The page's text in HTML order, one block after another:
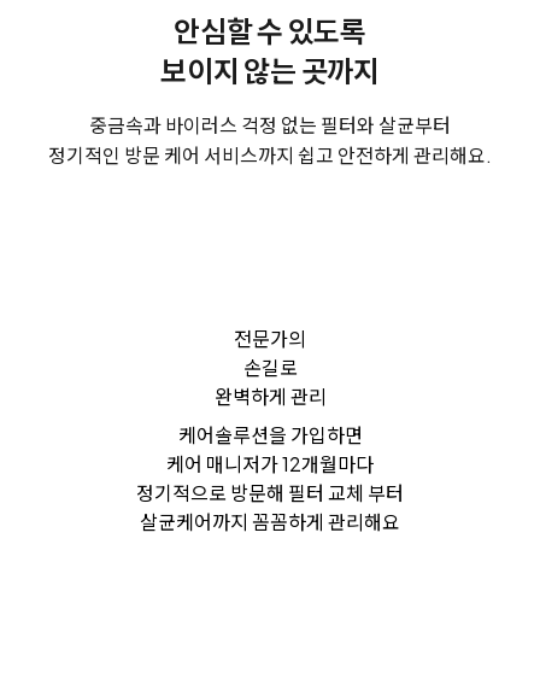
안심할 수 있도록
보이지 않는 곳까지
중금속과 바이러스 걱정 없는 필터와 살균부터
정기적인 방문 케어 서비스까지 쉽고 안전하게 관리해요.
전문가의
손길로
완벽하게 관리
케어솔루션을 가입하면
케어 매니저가 12개월마다
정기적으로 방문해 필터 교체 부터
살균케어까지 꼼꼼하게 관리해요